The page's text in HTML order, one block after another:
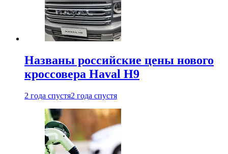
Названы российские цены нового
кроссовера Haval H9
2 года спустя2 года спустя